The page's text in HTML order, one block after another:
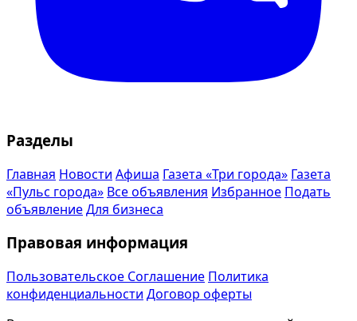
Разделы
Главная Новости Афиша Газета «Три города» Газета
«Пульс города» Все объявления Избранное Подать
объявлениеДля бизнеса
Правовая информация
Пользовательское Соглашение Политика
конфиденциальности Договор оферты